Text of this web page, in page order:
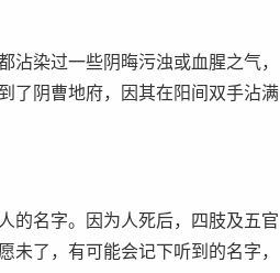
染过一些阴晦污浊或血腥之气，
了阴曹地府，因其在阳间双手沾满
的名字。因为人死后，四肢及五官
了，有可能会记下听到的名字，